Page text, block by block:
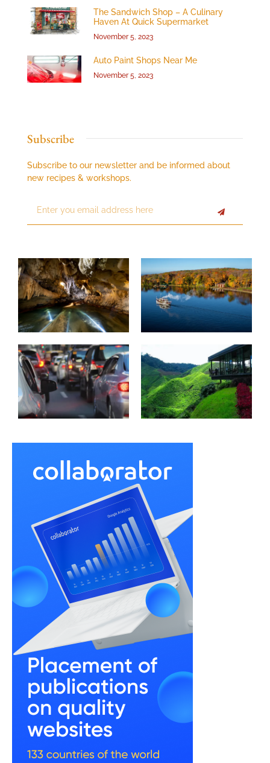
The Sandwich Shop – A Culinary
Haven At Quick Supermarket
November 5, 2023
Auto Paint Shops Near Me
November 5, 2023
Subscribe
Subscribe to our newsletter and be informed about
new recipes & workshops.